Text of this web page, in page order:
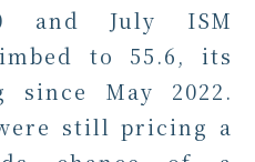
and July ISM
to 55.6, its
since May 2022.
still pricing a